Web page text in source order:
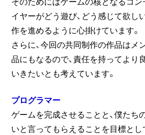
イヤーがどう遊び、どう感じて欲し
作を進めるように心掛けています。
さらに、今回の共同制作の作品はメ
品にもなるので、責任を持ってより
いきたいとも考えています。
プログラマー
ゲームを完成させることと、僕たち
いと言ってもらえることを目標とし